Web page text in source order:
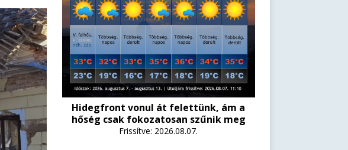
Hidegfront vonul át felettünk, ám a
hőség csak fokozatosan szűnik meg
Frissítve: 2026.08.07.